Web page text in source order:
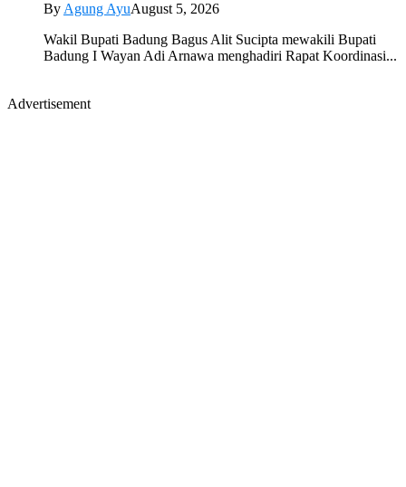
By Agung AyuAugust 5, 2026
Wakil Bupati Badung Bagus Alit Sucipta mewakili Bupati
Badung I Wayan Adi Arnawa menghadiri Rapat Koordinasi...
Advertisement